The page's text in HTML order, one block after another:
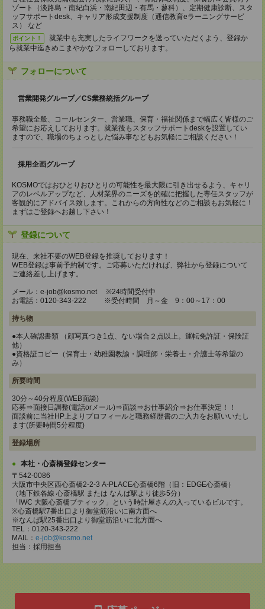
ゾート（淡路島・南紀白浜・南紀田辺・有馬・蓼科）、定期健康診断、スタ
ッフサポートdesk、キャリア形成支援制度（通信教育eラーニングサービ
ス） など
ポイント！
就業中も充実したライフワークを送っていただくよう、登録か
ら就業中迄きめこまやかなフォローしております。
フォローについて
営業開発グループ／CS業務統括グループ
事務職全般、コールセンター、営業職、保育・福祉関係まで幅広く皆様のご
希望にお応えしております。就業後もスタッフサポートdeskを設置してい
ますので、職場のちょっとした悩み事などもお気軽にご相談ください！
採用企画グループ
KOSMOではおひとりおひとりの可能性を最大限に引き出せるよう、キャリ
アのレベルアップなど、人材業界のニーズを的確に把握した専任スタッフが
客観的にアドバイス致します。これからの方向性などのご相談もお気軽に！
まずはご登録へお越し下さい！
登録について
現在、来社不要のWEB登録を推奨しております！
WEB登録は事前予約制です。ご応募いただければ、弊社から登録について
ご連絡差し上げます。
メール：e-job@kosmo.net ※24時間受付中
お電話：0120-343-222 ※受付時間 月～金 9：00～17：00
持ち物
●本人確認書類 （顔写真つき1点、ない場合２点以上。運転免許証・保険証
他）
●資格証コピー（保育士・幼稚園教諭・調理師・栄養士・介護士等希望の
み）
所要時間
30分～40分程度(WEB面談)
応募⇒面接日調整(電話orメール)⇒面談⇒お仕事紹介⇒お仕事決定！！
面談前に当社HP上よりプロフィールと職務経歴書のご入力をお願いいたし
ます(所要時間5分程度)
登録場所
本社・心斎橋登録センター
〒542-0086
大阪市中央区西心斎橋2-2-3 A-PLACE心斎橋6階（旧：EDGE心斎橋）
（地下鉄各線 心斎橋駅 または なんば駅より徒歩5分）
「IWC 大阪心斎橋ブティック」という時計屋さんの入っているビルです。
※心斎橋駅7番出口より御堂筋沿いに南方面へ
※なんば駅25番出口より御堂筋沿いに北方面へ
TEL：0120-343-222
MAIL： e-job@kosmo.net
担当：採用担当